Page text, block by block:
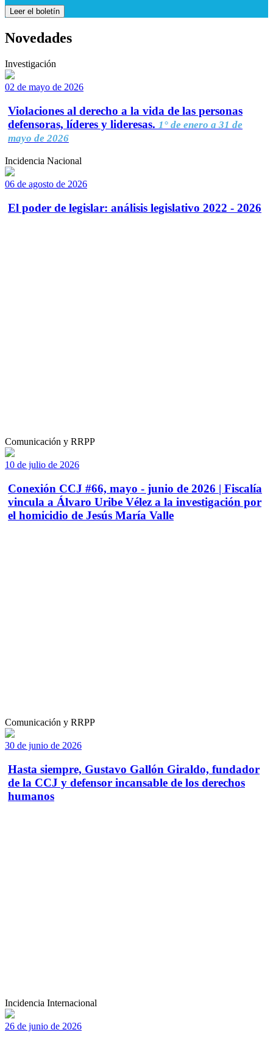
Leer el boletín
Novedades
Investigación
02 de mayo de 2026
Violaciones al derecho a la vida de las personas
defensoras, líderes y lideresas. 1° de enero a 31 de
mayo de 2026
Incidencia Nacional
06 de agosto de 2026
El poder de legislar: análisis legislativo 2022 - 2026
Comunicación y RRPP
10 de julio de 2026
Conexión CCJ #66, mayo - junio de 2026 | Fiscalía
vincula a Álvaro Uribe Vélez a la investigación por
el homicidio de Jesús María Valle
Comunicación y RRPP
30 de junio de 2026
Hasta siempre, Gustavo Gallón Giraldo, fundador
de la CCJ y defensor incansable de los derechos
humanos
Incidencia Internacional
26 de junio de 2026